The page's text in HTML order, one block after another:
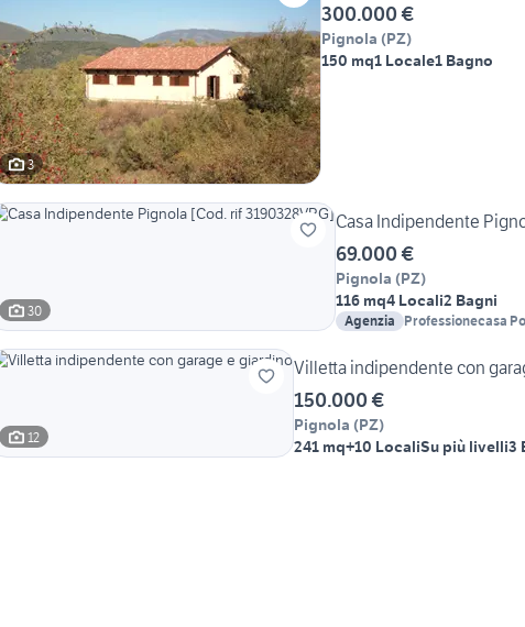
3
300.000 €
Pignola (PZ)
150 mq1 Locale1 Bagno
30
Casa Indipendente
69.000 €
Pignola (PZ)
116 mq4 Locali2 Bagni
Agenzia Professionecasa
12
Villetta indipendente con
150.000 €
Pignola (PZ)
241 mq+10 LocaliSu più livelli3